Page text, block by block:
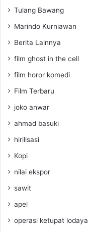
Tulang Bawang
Marindo Kurniawan
Berita Lainnya
film ghost in the cell
film horor komedi
Film Terbaru
joko anwar
ahmad basuki
hirilisasi
Kopi
nilai ekspor
sawit
apel
operasi ketupat lodaya